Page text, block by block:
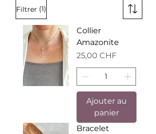
Filtrer (1)
Collier
Amazonite
Prix
25,00 CHF
Ajouter au
panier
Bracelet